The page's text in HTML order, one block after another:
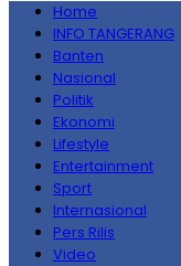
Home
INFO TANGERANG
Banten
Nasional
Politik
Ekonomi
Lifestyle
Entertainment
Sport
Internasional
Pers Rilis
Video